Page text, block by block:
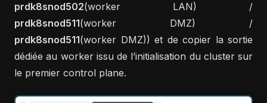
prdk8snod502(worker LAN) /
prdk8snod511(worker DMZ) /
prdk8snod511(worker DMZ)) et de copier la sortie
dédiée au worker issu de l’initialisation du cluster sur
le premier control plane.